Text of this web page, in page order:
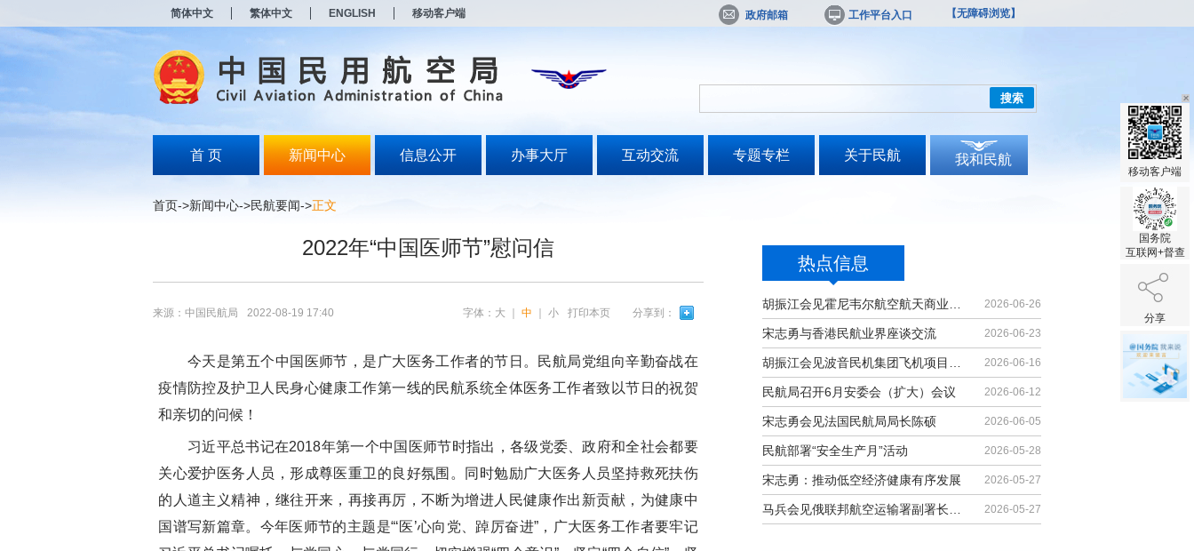
简体中文 繁体中文 ENGLISH 移动客户端 政府邮箱 工作平台入口 【无障碍浏览】
搜索
首 页 新闻中心 信息公开 办事大厅 互动交流 专题专栏 关于民航 我和民航
首页->新闻中心->民航要闻->正文
热点信息
2026-06-26
宋志勇与香港民航业界座谈交流 2026-06-23
2026-06-16
民航局召开6月安委会（扩大）会议 2026-06-12
宋志勇会见法国民航局局长陈硕 2026-06-05
民航部署“安全生产月”活动 2026-05-28
宋志勇：推动低空经济健康有序发展 2026-05-27
2026-05-27
2022年“中国医师节”慰问信
来源：中国民航局 2022-08-19 17:40 分享到：
打印本页
字体： 大 中 小
今天是第五个中国医师节，是广大医务工作者的节日。民航局党组向辛勤奋战在
疫情防控及护卫人民身心健康工作第一线的民航系统全体医务工作者致以节日的祝贺
和亲切的问候！
习近平总书记在2018年第一个中国医师节时指出，各级党委、政府和全社会都要
关心爱护医务人员，形成尊医重卫的良好氛围。同时勉励广大医务人员坚持救死扶伤
的人道主义精神，继往开来，再接再厉，不断为增进人民健康作出新贡献，为健康中
国谱写新篇章。今年医师节的主题是“‘医’心向党、踔厉奋进”，广大医务工作者要牢记
移动客户端
国务院
互联网+督查
分享
打
无
障